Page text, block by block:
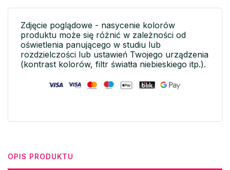
Zdjęcie poglądowe - nasycenie kolorów
produktu może się różnić w zależności od
oświetlenia panującego w studiu lub
rozdzielczości lub ustawień Twojego urządzenia
(kontrast kolorów, filtr światła niebieskiego itp.).
OPIS PRODUKTU